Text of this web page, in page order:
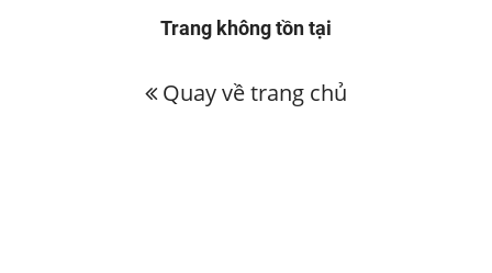
Trang không tồn tại
Quay về trang chủ